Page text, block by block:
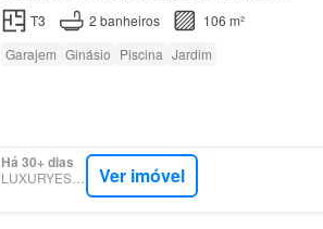
T3
2 banheiros
106 m²
Garajem Ginásio Piscina Jardim
Há 30+ dias
LUXURYESTATE Ver imóvel